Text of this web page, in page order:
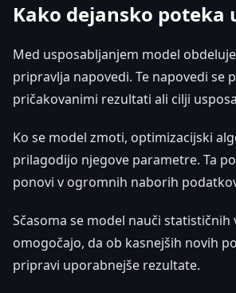
Kako dejansko poteka
Med usposabljanjem model
pripravlja napovedi. Te napovedi se
pričakovanimi rezultati ali cilji
Ko se model zmoti, optimizacijski
prilagodijo njegove parametre. Ta
ponovi v ogromnih naborih
Sčasoma se model nauči statističnih
omogočajo, da ob kasnejših novih
pripravi uporabnejše rezultate.